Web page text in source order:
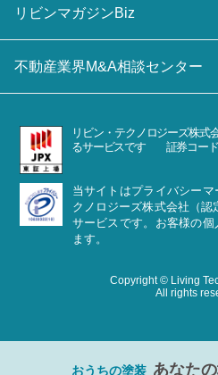
リビンマガジンBiz
不動産業界M&A相談センター
リビン・テクノロジーズ株式
るサービスです 証券コード
当サイトはプライバシー
クノロジーズ株式会社（認
サービスです。お客様の
ます。
Copyright © Living
All rights
おうちの塗装 あなた